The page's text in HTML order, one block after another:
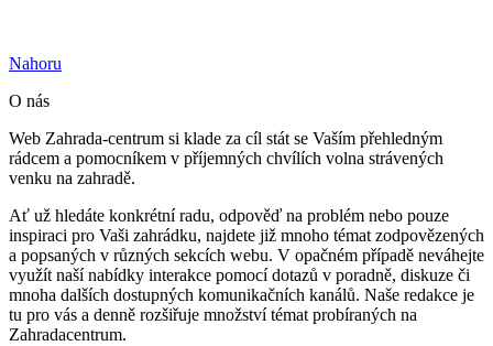
Nahoru
O nás
Web Zahrada-centrum si klade za cíl stát se Vaším přehledným
rádcem a pomocníkem v příjemných chvílích volna strávených
venku na zahradě.
Ať už hledáte konkrétní radu, odpověď na problém nebo pouze
inspiraci pro Vaši zahrádku, najdete již mnoho témat zodpovězených
a popsaných v různých sekcích webu. V opačném případě neváhejte
využít naší nabídky interakce pomocí dotazů v poradně, diskuze či
mnoha dalších dostupných komunikačních kanálů. Naše redakce je
tu pro vás a denně rozšiřuje množství témat probíraných na
Zahradacentrum.